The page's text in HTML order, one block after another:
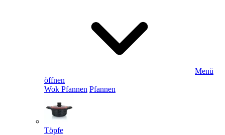
Menü
öffnen
Wok Pfannen Pfannen
Töpfe